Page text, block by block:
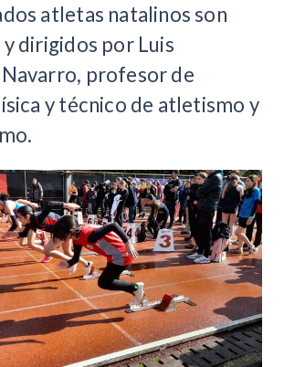
atletas natalinos son
dirigidos por Luis
profesor de
y técnico de atletismo y